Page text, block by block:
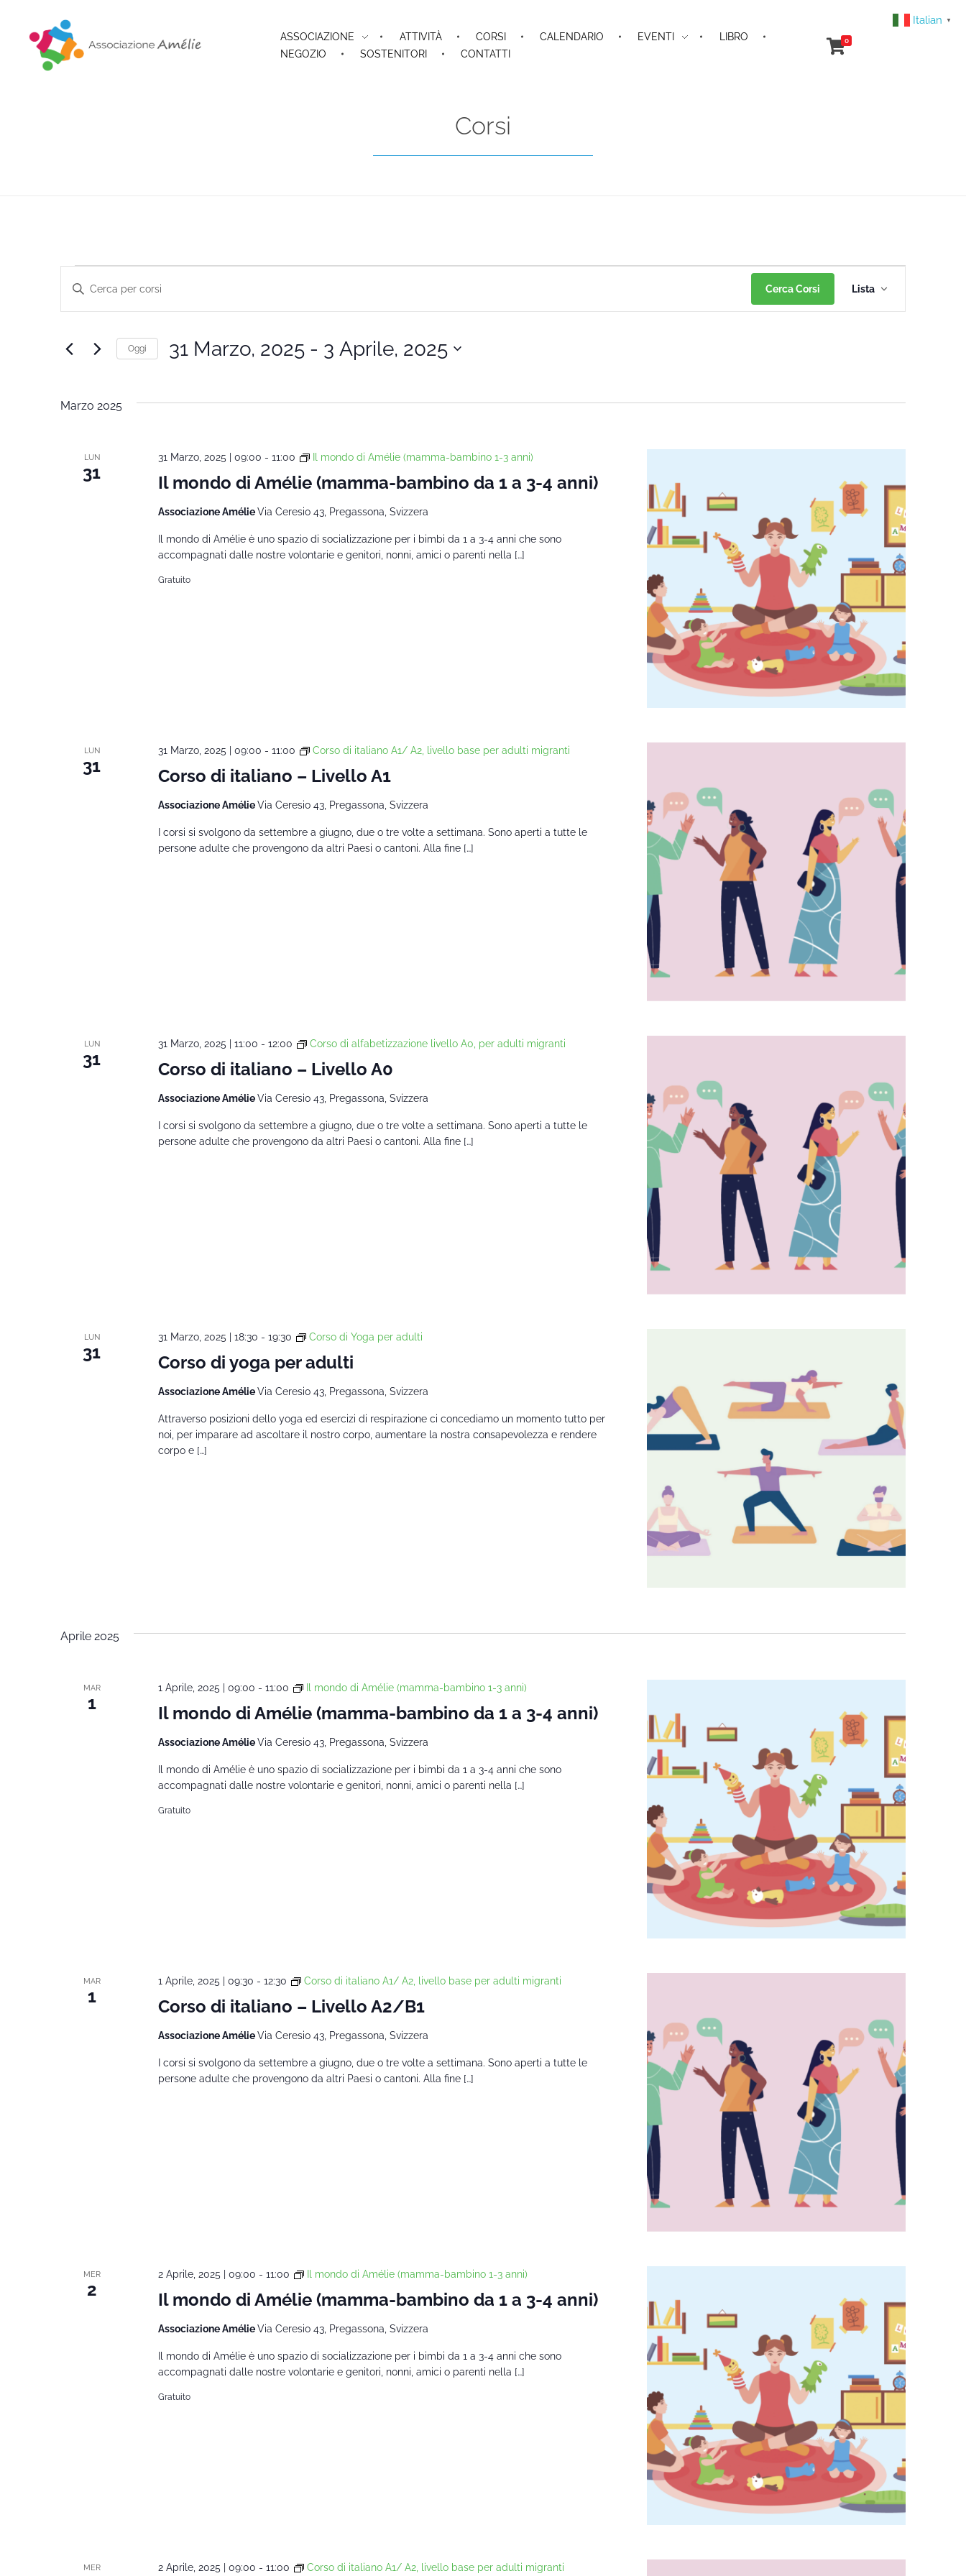
ASSOCIAZIONE ATTIVITÀ CORSI CALENDARIO EVENTI
LIBRO
NEGOZIO
SOSTENITORI CONTATTI
0
Corsi
Corsi
viste
Navigazione
Inserisci
Cerca
Corsi
Chiave.
Cerca Corsi
Corso
Viste
Lista
Oggi 31 Marzo, 2025 - 3 Aprile, 2025
Marzo 2025
LUN
31 Il mondo di Amélie (mamma-bambino da 1 a 3-4 anni)
31 Marzo, 2025 | 09:00 - 11:00 Il mondo di Amélie (mamma-bambino 1-3 anni)
Associazione AmélieVia Ceresio 43, Pregassona, Svizzera
Il mondo di Amélie è uno spazio di socializzazione per i bimbi da 1 a 3-4 anni che sono
accompagnati dalle nostre volontarie e genitori, nonni, amici o parenti nella […]
Gratuito
LUN
31 Corso di italiano – Livello A1
31 Marzo, 2025 | 09:00 - 11:00 Corso di italiano A1/ A2, livello base per adulti migranti
Associazione AmélieVia Ceresio 43, Pregassona, Svizzera
I corsi si svolgono da settembre a giugno, due o tre volte a settimana. Sono aperti a tutte le
persone adulte che provengono da altri Paesi o cantoni. Alla fine […]
LUN
31 Corso di italiano – Livello A0
31 Marzo, 2025 | 11:00 - 12:00 Corso di alfabetizzazione livello A0, per adulti migranti
Associazione AmélieVia Ceresio 43, Pregassona, Svizzera
I corsi si svolgono da settembre a giugno, due o tre volte a settimana. Sono aperti a tutte le
persone adulte che provengono da altri Paesi o cantoni. Alla fine […]
LUN
31 Corso di yoga per adulti
31 Marzo, 2025 | 18:30 - 19:30 Corso di Yoga per adulti
Associazione AmélieVia Ceresio 43, Pregassona, Svizzera
Attraverso posizioni dello yoga ed esercizi di respirazione ci concediamo un momento tutto per
noi, per imparare ad ascoltare il nostro corpo, aumentare la nostra consapevolezza e rendere
corpo e […]
Aprile 2025
MAR
1 Il mondo di Amélie (mamma-bambino da 1 a 3-4 anni)
1 Aprile, 2025 | 09:00 - 11:00 Il mondo di Amélie (mamma-bambino 1-3 anni)
Associazione AmélieVia Ceresio 43, Pregassona, Svizzera
Il mondo di Amélie è uno spazio di socializzazione per i bimbi da 1 a 3-4 anni che sono
accompagnati dalle nostre volontarie e genitori, nonni, amici o parenti nella […]
Gratuito
MAR
1 Corso di italiano – Livello A2/B1
1 Aprile, 2025 | 09:30 - 12:30 Corso di italiano A1/ A2, livello base per adulti migranti
Associazione AmélieVia Ceresio 43, Pregassona, Svizzera
I corsi si svolgono da settembre a giugno, due o tre volte a settimana. Sono aperti a tutte le
persone adulte che provengono da altri Paesi o cantoni. Alla fine […]
MER
2 Il mondo di Amélie (mamma-bambino da 1 a 3-4 anni)
2 Aprile, 2025 | 09:00 - 11:00 Il mondo di Amélie (mamma-bambino 1-3 anni)
Associazione AmélieVia Ceresio 43, Pregassona, Svizzera
Il mondo di Amélie è uno spazio di socializzazione per i bimbi da 1 a 3-4 anni che sono
accompagnati dalle nostre volontarie e genitori, nonni, amici o parenti nella […]
Gratuito
MER 2 Aprile, 2025 | 09:00 - 11:00 Corso di italiano A1/ A2, livello base per adulti migranti
Italian ▼